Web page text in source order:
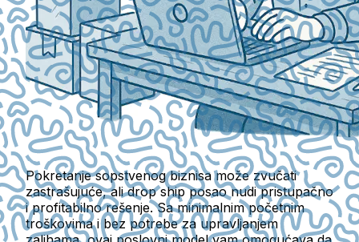
Pokretanje sopstvenog biznisa može zvučati
zastrašujuće, ali drop ship posao nudi pristupačno
i profitabilno rešenje. Sa minimalnim početnim
troškovima i bez potrebe za upravljanjem